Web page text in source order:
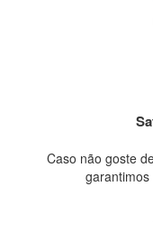
Caso não goste